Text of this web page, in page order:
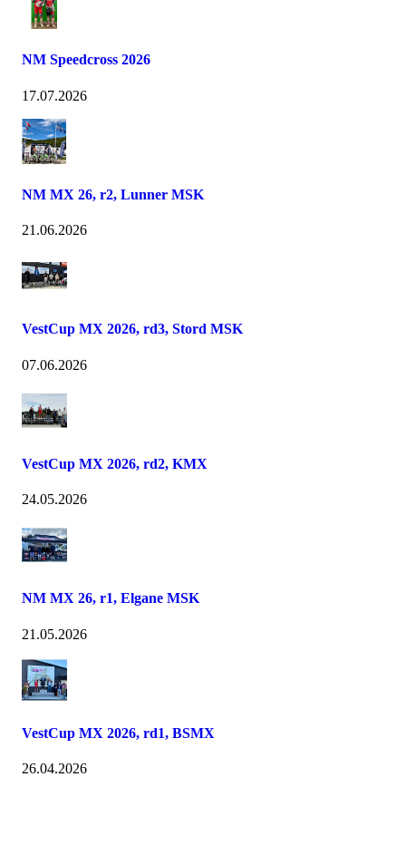
NM Speedcross 2026
17.07.2026
NM MX 26, r2, Lunner MSK
21.06.2026
VestCup MX 2026, rd3, Stord MSK
07.06.2026
VestCup MX 2026, rd2, KMX
24.05.2026
NM MX 26, r1, Elgane MSK
21.05.2026
VestCup MX 2026, rd1, BSMX
26.04.2026